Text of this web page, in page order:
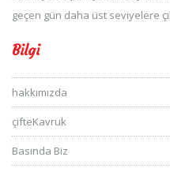
geçen gün daha üst seviyelere
Bilgi
hakkımızda
çifteKavruk
Basında Biz